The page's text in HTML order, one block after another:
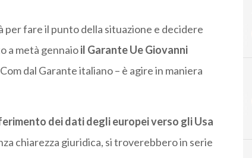
per fare il punto della situazione e decidere
a metà gennaioil Garante Ue Giovanni
dal Garante italiano – è agire in maniera
dei dati degli europei verso gli Usa
chiarezza giuridica, si troverebbero in serie
G
Giovanni Buttarelli